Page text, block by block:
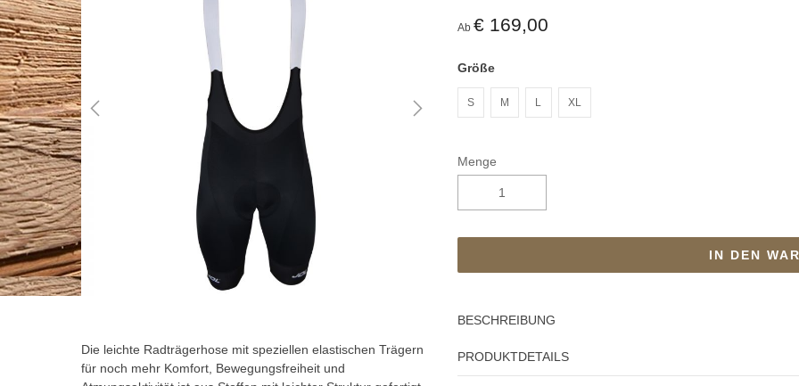
Ab € 169,00
Größe
S M L XL
Menge
IN DEN
BESCHREIBUNG
PRODUKTDETAILS
Bildgalerie
springen
Die leichte Radträgerhose mit speziellen elastischen Trägern
für noch mehr Komfort, Bewegungsfreiheit und